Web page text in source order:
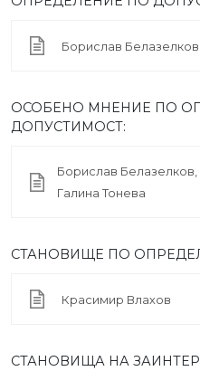
Борислав Белазелков
ОСОБЕНО МНЕНИЕ ПО
ДОПУСТИМОСТ:
Борислав
Галина Тонева
СТАНОВИЩЕ ПО
Красимир Влахов
СТАНОВИЩА НА